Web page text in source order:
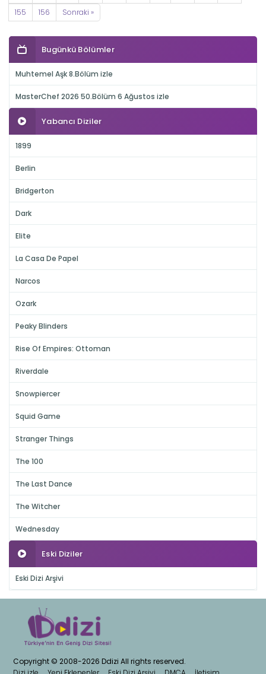
155
156 Sonraki »
Bugünkü Bölümler
Muhtemel Aşk 8.Bölüm izle
MasterChef 2026 50.Bölüm 6 Ağustos izle
Yabancı Diziler
1899
Berlin
Bridgerton
Dark
Elite
La Casa De Papel
Narcos
Ozark
Peaky Blinders
Rise Of Empires: Ottoman
Riverdale
Snowpiercer
Squid Game
Stranger Things
The 100
The Last Dance
The Witcher
Wednesday
Eski Diziler
Eski Dizi Arşivi
Copyright © 2008-2026 Ddizi All rights reserved.